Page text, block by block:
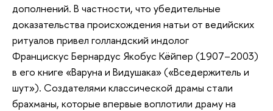
дополнений. В частности, что убедительные
доказательства происхождения натьи от ведийских
ритуалов привел голландский индолог
Францискус Бернардус Якобус Кёйпер (1907–2003)
в его книге «Варуна и Видушака» («Вседержитель и
шут»). Создателями классической драмы стали
брахманы, которые впервые воплотили драму на